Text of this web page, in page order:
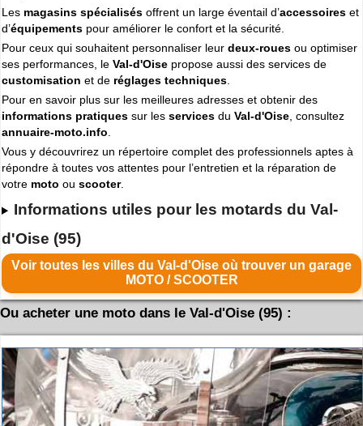
Les magasins spécialisés offrent un large éventail d’accessoires et
d’équipements pour améliorer le confort et la sécurité.
Pour ceux qui souhaitent personnaliser leur deux-roues ou optimiser
ses performances, le Val-d'Oise propose aussi des services de
customisation et de réglages techniques
Pour en savoir plus sur les meilleures adresses et obtenir des
informations pratiques sur les services du Val-d'Oise , consultez
annuaire-moto.info
Vous y découvrirez un répertoire complet des professionnels aptes à
répondre à toutes vos attentes pour l’entretien et la réparation de
votre moto ou scooter.
Informations utiles pour les motards du Val-
d'Oise (95)
Voir toutes les villes du Val-d'Oise où trouver un garage
MOTO / SCOOTER
Ou acheter une moto dans le Val-d'Oise (95) :